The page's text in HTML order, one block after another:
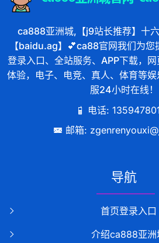
ca888亚洲城,【j9站长推荐】十
【baidu.ag】💕ca88官网我们为您
登录入口、全站服务、APP下载，
体验，电子、电竞、真人、体育等
服24小时在线！
电话:
邮箱:
导航
首页登录入口
介绍ca888亚洲